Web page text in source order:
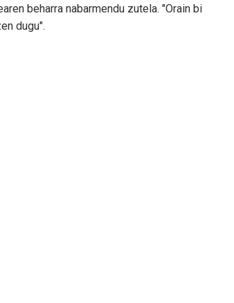
beharra nabarmendu zutela. "Orain bi
dugu".